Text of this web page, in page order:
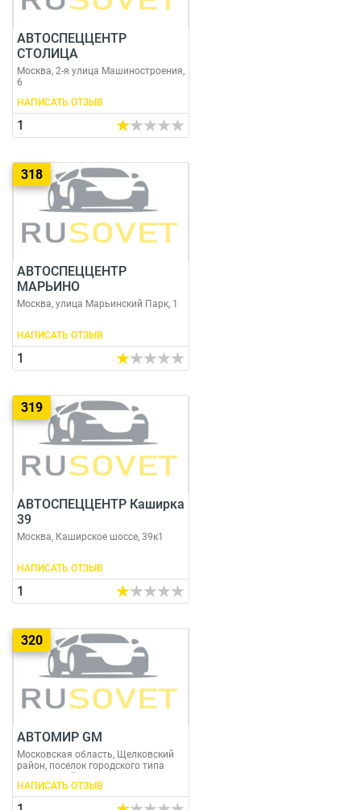
АВТОСПЕЦЦЕНТР
СТОЛИЦА
Москва, 2-я улица Машиностроения,
6
НАПИСАТЬ ОТЗЫВ
1
318
АВТОСПЕЦЦЕНТР
МАРЬИНО
Москва, улица Марьинский Парк, 1
НАПИСАТЬ ОТЗЫВ
1
319
АВТОСПЕЦЦЕНТР Каширка
39
Москва, Каширское шоссе, 39к1
НАПИСАТЬ ОТЗЫВ
1
320
АВТОМИР GM
Московская область, Щелковский
район, поселок городского типа
НАПИСАТЬ ОТЗЫВ